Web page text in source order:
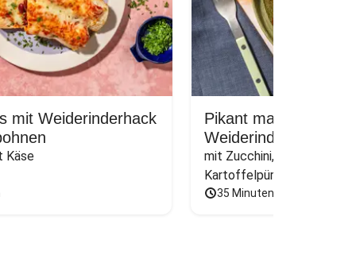
mit Weiderinderhack
Käse
Pikant mariniertes
Weiderindersteak
mit Zucchini, dazu
Kartoffelpüree
35 Minuten